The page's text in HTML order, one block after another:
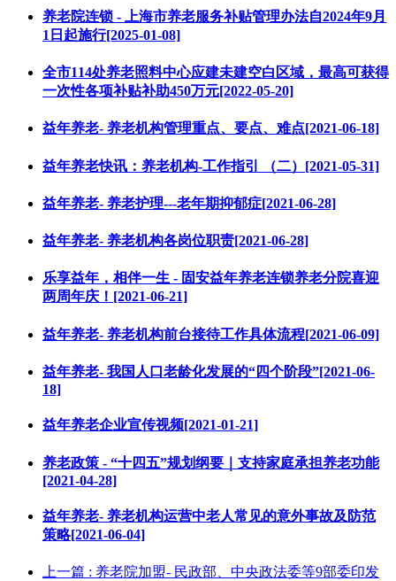
养老院连锁 - 上海市养老服务补贴管理办法自2024年9月
1日起施行[2025-01-08]
全市114处养老照料中心应建未建空白区域，最高可获得
一次性各项补贴补助450万元[2022-05-20]
益年养老- 养老机构管理重点、要点、难点[2021-06-18]
益年养老快讯：养老机构-工作指引 （二）[2021-05-31]
益年养老- 养老护理---老年期抑郁症[2021-06-28]
益年养老- 养老机构各岗位职责[2021-06-28]
乐享益年，相伴一生 - 固安益年养老连锁养老分院喜迎
两周年庆！[2021-06-21]
益年养老- 养老机构前台接待工作具体流程[2021-06-09]
益年养老- 我国人口老龄化发展的“四个阶段”[2021-06-
18]
益年养老企业宣传视频[2021-01-21]
养老政策 - “十四五”规划纲要｜支持家庭承担养老功能
[2021-04-28]
益年养老- 养老机构运营中老人常见的意外事故及防范
策略[2021-06-04]
上一篇 : 养老院加盟- 民政部、中央政法委等9部委印发